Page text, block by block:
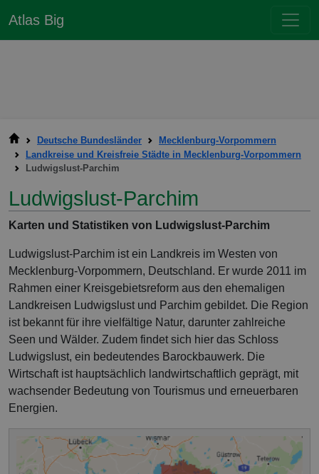
Atlas Big
Deutsche Bundesländer
Mecklenburg-Vorpommern
Landkreise und Kreisfreie Städte in Mecklenburg-Vorpommern
Ludwigslust-Parchim
Ludwigslust-Parchim
Karten und Statistiken von Ludwigslust-Parchim
Ludwigslust-Parchim ist ein Landkreis im Westen von
Mecklenburg-Vorpommern, Deutschland. Er wurde 2011 im
Rahmen einer Kreisgebietsreform aus den ehemaligen
Landkreisen Ludwigslust und Parchim gebildet. Die Region
ist bekannt für ihre vielfältige Natur, darunter zahlreiche
Seen und Wälder. Zudem findet sich hier das Schloss
Ludwigslust, ein bedeutendes Barockbauwerk. Die
Wirtschaft ist hauptsächlich landwirtschaftlich geprägt, mit
wachsender Bedeutung von Tourismus und erneuerbaren
Energien.